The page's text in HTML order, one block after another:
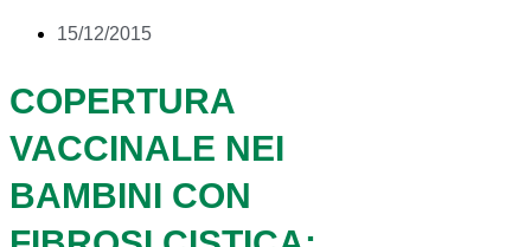
15/12/2015
COPERTURA
VACCINALE NEI
BAMBINI CON